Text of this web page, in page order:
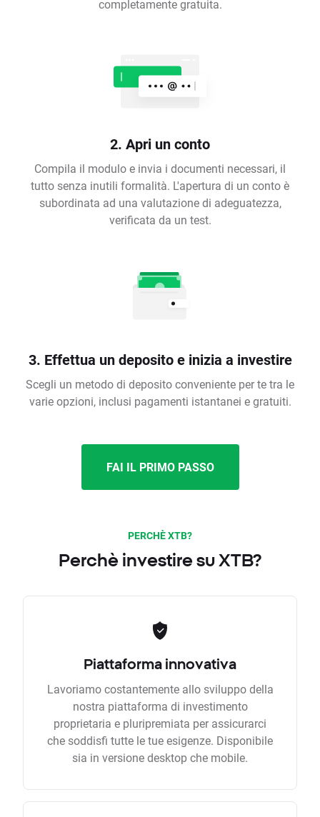
completamente gratuita.
2. Apri un conto
Compila il modulo e invia i documenti necessari, il
tutto senza inutili formalità. L'apertura di un conto è
subordinata ad una valutazione di adeguatezza,
verificata da un test.
3. Effettua un deposito e inizia a investire
Scegli un metodo di deposito conveniente per te tra le
varie opzioni, inclusi pagamenti istantanei e gratuiti.
FAI IL PRIMO PASSO
PERCHÈ XTB?
Perchè investire su XTB?
Piattaforma innovativa
Lavoriamo costantemente allo sviluppo della
nostra piattaforma di investimento
proprietaria e pluripremiata per assicurarci
che soddisfi tutte le tue esigenze. Disponibile
sia in versione desktop che mobile.